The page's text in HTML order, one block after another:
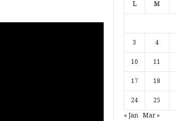
L M
3 4
10 11
17 18
24 25
« Jan Mar »